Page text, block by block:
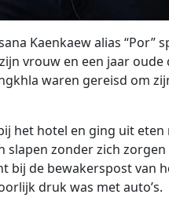
Kaenkaew alias “Por”
vrouw en een jaar
waren gereisd om
het hotel en ging uit
zonder zich
bij de bewakerspost van
druk was met auto’s.